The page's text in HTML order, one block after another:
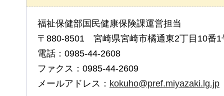
福祉保健部国民健康保険課運営担当
〒880-8501 宮崎県宮崎市橘通東2丁目10番1
電話：0985-44-2608
ファクス：0985-44-2609
メールアドレス： kokuho@pref.miyazaki.lg.jp